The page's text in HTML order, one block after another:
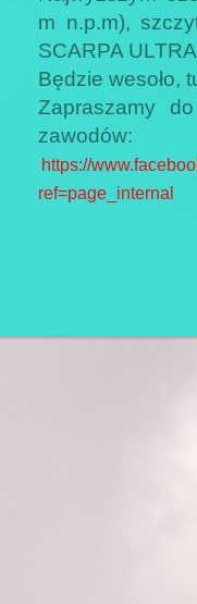
m n.p.m),
SCARPA
Będzie wesoło,
Zapraszamy
zawodów:
https://
ref=page_internal